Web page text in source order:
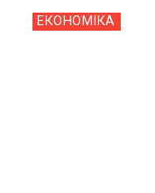
ЕКОНОМІКА